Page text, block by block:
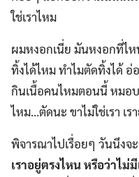
ใช่เราไหม
ผมหงอกเนี่ย มันหงอกที่ไ
ทิ้งได้ไหม ทำไมตัดทิ้งได้ อ่
กินเนื้อคนไหมตอนนี้ หมอ
ไหม…ตัดนะ ขาไม่ใช่เรา เ
พิจารณาไปเรื่อยๆ วันนึงจะ
เราอยู่ตรงไหน หรือว่าไม่มี